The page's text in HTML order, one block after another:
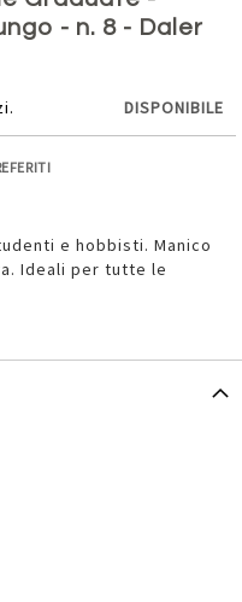
- n. 8 - Daler
DISPONIBILE
e hobbisti. Manico
Ideali per tutte le